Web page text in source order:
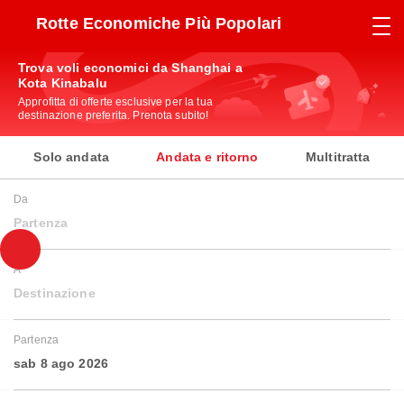
Rotte Economiche Più Popolari
Trova voli economici da Shanghai a
Kota Kinabalu
Approfitta di offerte esclusive per la tua
destinazione preferita. Prenota subito!
Solo andata Andata e ritorno Multitratta
Da
Partenza
A
Destinazione
Partenza
sab 8 ago 2026